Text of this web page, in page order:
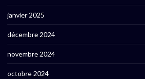
janvier 2025
décembre 2024
novembre 2024
octobre 2024